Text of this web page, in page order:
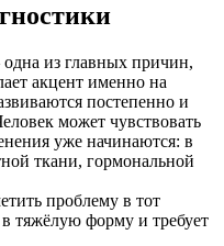
из главных причин,
акцент именно на
постепенно и
может чувствовать
уже начинаются: в
ткани, гормональной
проблему в тот
тяжёлую форму и требует